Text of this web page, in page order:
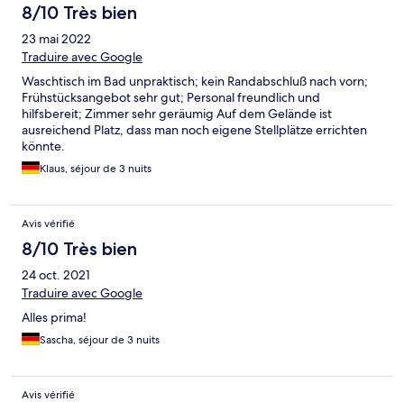
8/10 Très bien
23 mai 2022
Traduire avec Google
Waschtisch im Bad unpraktisch; kein Randabschluß nach vorn;
Frühstücksangebot sehr gut; Personal freundlich und
hilfsbereit; Zimmer sehr geräumig Auf dem Gelände ist
ausreichend Platz, dass man noch eigene Stellplätze errichten
könnte.
Klaus, séjour de 3 nuits
Avis vérifié
8/10 Très bien
24 oct. 2021
Traduire avec Google
Alles prima!
Sascha, séjour de 3 nuits
Avis vérifié